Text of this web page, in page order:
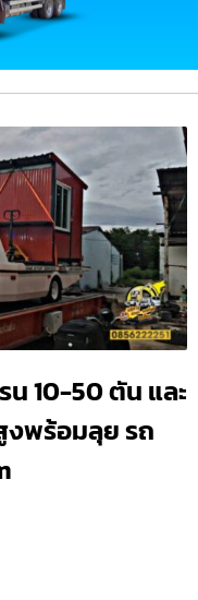
น 10-50 ตัน และ
พร้อมลุย รถ